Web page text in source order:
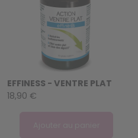
EFFINESS - VENTRE PLAT
18,90 €